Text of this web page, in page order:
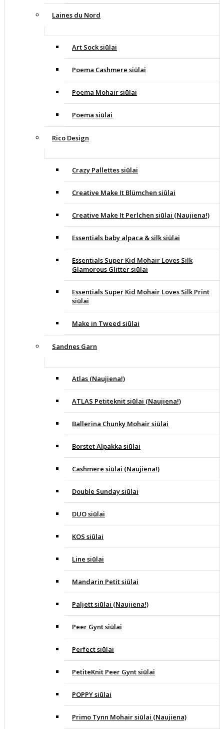
Laines du Nord
Art Sock siūlai
Poema Cashmere siūlai
Poema Mohair siūlai
Poema siūlai
Rico Design
Crazy Pallettes siūlai
Creative Make It Blümchen siūlai
Creative Make It Perlchen siūlai (Naujiena!)
Essentials baby alpaca & silk siūlai
Essentials Super Kid Mohair Loves Silk
Glamorous Glitter siūlai
Essentials Super Kid Mohair Loves Silk Print
siūlai
Make in Tweed siūlai
Sandnes Garn
Atlas (Naujiena!)
ATLAS Petiteknit siūlai (Naujiena!)
Ballerina Chunky Mohair siūlai
Borstet Alpakka siūlai
Cashmere siūlai (Naujiena!)
Double Sunday siūlai
DUO siūlai
KOS siūlai
Line siūlai
Mandarin Petit siūlai
Paljett siūlai (Naujiena!)
Peer Gynt siūlai
Perfect siūlai
PetiteKnit Peer Gynt siūlai
POPPY siūlai
Primo Tynn Mohair siūlai (Naujiena)